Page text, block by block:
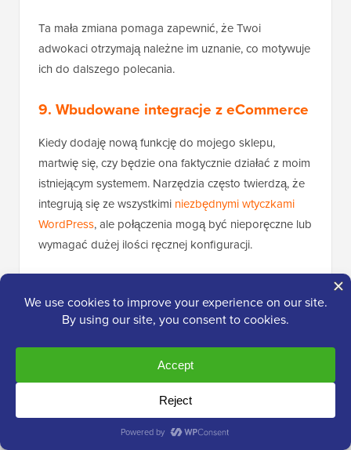
Ta mała zmiana pomaga zapewnić, że Twoi
adwokaci otrzymają należne im uznanie, co motywuje
ich do dalszego polecania.
9. Wbudowane integracje z eCommerce
Kiedy dodaję nową funkcję do mojego sklepu,
martwię się, czy będzie ona faktycznie działać z moim
istniejącym systemem. Narzędzia często twierdzą, że
integrują się ze wszystkimi niezbędnymi wtyczkami
WordPress, ale połączenia mogą być nieporęczne lub
wymagać dużej ilości ręcznej konfiguracji.
budowa od podstaw z myślą o bezpośredniej
integracji z WooCommerce i Easy Digital Downloads.
Oznacza to, że Twój program poleceń dokładnie wie,
co dzieje się w pozostałej części Twojego sklepu.
Przetestowałem to, instalując RewardsWP na mojej